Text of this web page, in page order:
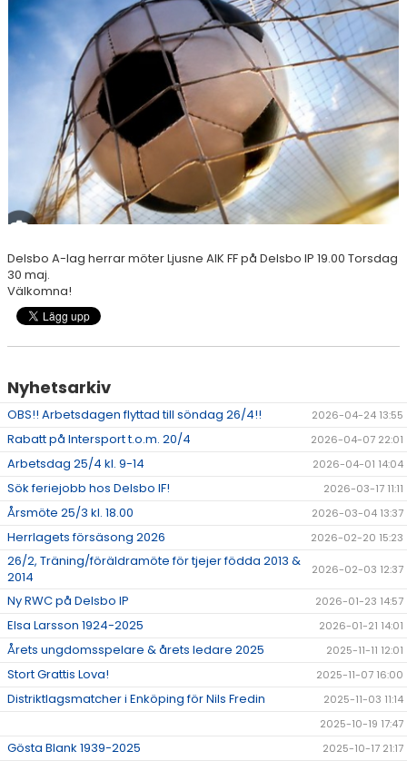
SPONSORER
STÖTTA DIF
KONTAKT
Delsbo A-lag herrar möter Ljusne AIK FF på Delsbo IP 19.00 Torsdag
30 maj.
Välkomna!
Nyhetsarkiv
OBS!! Arbetsdagen flyttad till söndag 26/4!! 2026-04-24 13:55
Rabatt på Intersport t.o.m. 20/4 2026-04-07 22:01
Arbetsdag 25/4 kl. 9-14 2026-04-01 14:04
Sök feriejobb hos Delsbo IF! 2026-03-17 11:11
Årsmöte 25/3 kl. 18.00 2026-03-04 13:37
Herrlagets försäsong 2026 2026-02-20 15:23
26/2, Träning/föräldramöte för tjejer födda 2013 &
2014
2026-02-03 12:37
Ny RWC på Delsbo IP 2026-01-23 14:57
Elsa Larsson 1924-2025 2026-01-21 14:01
Årets ungdomsspelare & årets ledare 2025 2025-11-11 12:01
Stort Grattis Lova! 2025-11-07 16:00
Distriktlagsmatcher i Enköping för Nils Fredin
2025-11-03 11:14
2025-10-19 17:47
Gösta Blank 1939-2025 2025-10-17 21:17